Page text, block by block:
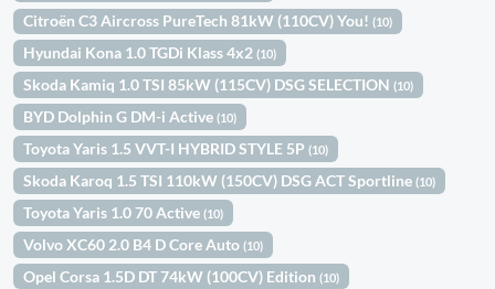
Citroën C3 Aircross PureTech 81kW (110CV) You!(10)
Hyundai Kona 1.0 TGDi Klass 4x2(10)
Skoda Kamiq 1.0 TSI 85kW (115CV) DSG SELECTION(10)
BYD Dolphin G DM-i Active(10)
Toyota Yaris 1.5 VVT-I HYBRID STYLE 5P(10)
Skoda Karoq 1.5 TSI 110kW (150CV) DSG ACT Sportline(10)
Toyota Yaris 1.0 70 Active(10)
Volvo XC60 2.0 B4 D Core Auto(10)
Opel Corsa 1.5D DT 74kW (100CV) Edition(10)